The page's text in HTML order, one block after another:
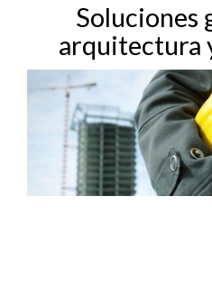
Soluciones
arquitectura